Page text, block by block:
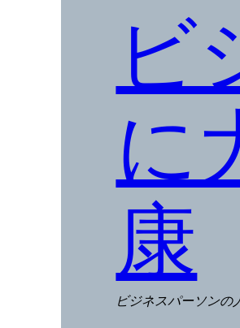
ビ
に
康
ビジネスパーソンの